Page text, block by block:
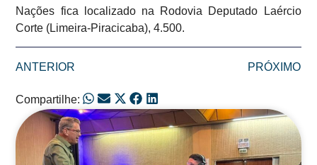
Nações fica localizado na Rodovia Deputado Laércio
Corte (Limeira-Piracicaba), 4.500.
ANTERIOR PRÓXIMO
Compartilhe:
Posts Relacionados